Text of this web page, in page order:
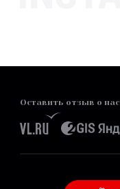
Оставить отзыв о нас